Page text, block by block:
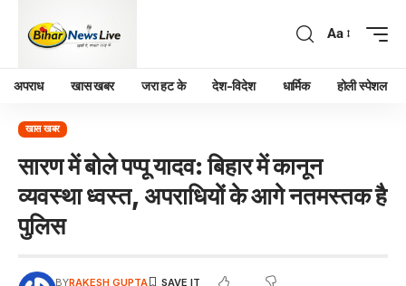
Aa
अपराध खास खबर जरा हट के देश-विदेश धार्मिक होली स्पेशल
खास खबर
सारण में बोले पप्पू यादव: बिहार में कानून
व्यवस्था ध्वस्त, अपराधियों के आगे नतमस्तक है
पुलिस
BYRAKESH GUPTA